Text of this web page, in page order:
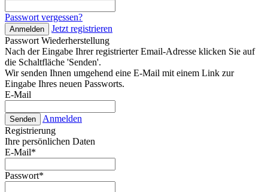
Passwort vergessen?
Anmelden
Jetzt registrieren
Passwort Wiederherstellung
Nach der Eingabe Ihrer registrierter Email-Adresse klicken Sie auf
die Schaltfläche 'Senden'.
Wir senden Ihnen umgehend eine E-Mail mit einem Link zur
Eingabe Ihres neuen Passworts.
E-Mail
Senden
Anmelden
Registrierung
Ihre persönlichen Daten
E-Mail*
Passwort*